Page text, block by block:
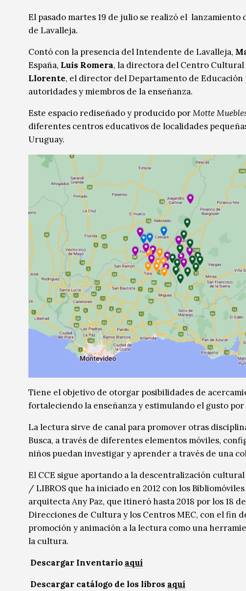
Música
Música
Sin categoríaSin categoría
El pasado martes 19 de julio se realizó el lanzamiento
de Lavalleja.
Contó con la presencia del Intendente de Lavalleja,
España, Luis Romera, la directora del Centro Cultural
Llorente, el director del Departamento de Educación
autoridades y miembros de la enseñanza.
Este espacio rediseñado y producido porMotte
diferentes centros educativos de localidades
Uruguay.
Tiene el objetivo de otorgar posibilidades de
fortaleciendo la enseñanza y estimulando el gusto por
La lectura sirve de canal para promover otras
Busca, a través de diferentes elementos móviles,
niños puedan investigar y aprender a través de una
El CCE sigue aportando a la descentralización
/ LIBROS que ha iniciado en 2012 con los
arquitecta Any Paz, que itineró hasta 2018 por los 18
Direcciones de Cultura y los Centros MEC, con el fin
promoción y animación a la lectura como una
la cultura.
Descargar Inventario aquí
Descargar catálogo de los libros aquí